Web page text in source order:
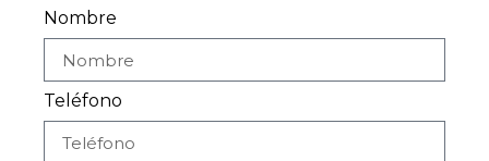
Nombre
Teléfono